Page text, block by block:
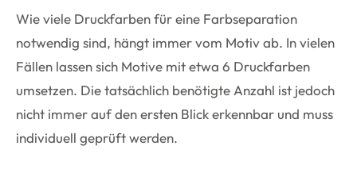
Wie viele Druckfarben für eine Farbseparation
notwendig sind, hängt immer vom Motiv ab. In vielen
Fällen lassen sich Motive mit etwa 6 Druckfarben
umsetzen. Die tatsächlich benötigte Anzahl ist jedoch
nicht immer auf den ersten Blick erkennbar und muss
individuell geprüft werden.